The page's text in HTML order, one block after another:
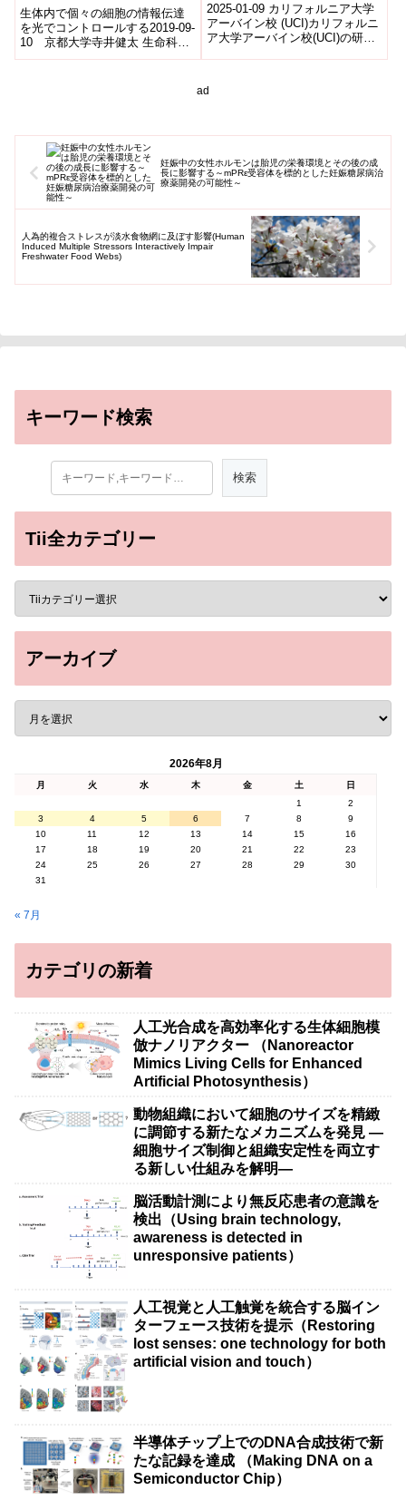
生体内で個々の細胞の情報伝達
を光でコントロールする2019-09-
10 京都大学寺井健太 生命科学
研究科准教授、松田道行 同教
2025-01-09 カリフォルニア大学
アーバイン校 (UCI)カリフォルニ
ア大学アーバイン校(UCI)の研究
ad
妊娠中の女性ホルモンは胎児の栄養環境とその後の成
長に影響する～mPRε受容体を標的とした妊娠糖尿病治
療薬開発の可能性～
人為的複合ストレスが淡水食物網に及ぼす影響(Human
Induced Multiple Stressors Interactively Impair
Freshwater Food Webs)
キーワード検索
Tii全カテゴリー
アーカイブ
2026年8月
月 火 水 木 金 土
日
1
2
3
4 5 6 7 8
9
10
11 12 13 14 15
16
17
18 19 20 21 22
23
24
25 26 27 28 29
30
31
« 7月
カテゴリの新着
人工光合成を高効率化する生体細胞模
倣ナノリアクター （Nanoreactor
Mimics Living Cells for Enhanced
Artificial Photosynthesis）
動物組織において細胞のサイズを精緻
に調節する新たなメカニズムを発見 ―
細胞サイズ制御と組織安定性を両立す
る新しい仕組みを解明―
脳活動計測により無反応患者の意識を
検出（Using brain technology,
awareness is detected in
unresponsive patients）
人工視覚と人工触覚を統合する脳イン
ターフェース技術を提示（Restoring
lost senses: one technology for both
artificial vision and touch）
半導体チップ上でのDNA合成技術で新
たな記録を達成 （Making DNA on a
Semiconductor Chip）